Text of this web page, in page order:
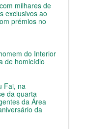
milhares de
exclusivos ao
prémios no
do Interior
de homicídio
Fai, na
da quarta
da Área
da